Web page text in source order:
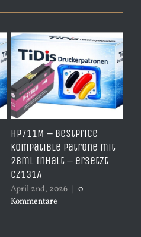
HP711M – BestPrice
kompatible Patrone mit
28ml Inhalt – ersetzt
CZ131A
April 2nd, 2026 | 0
Kommentare